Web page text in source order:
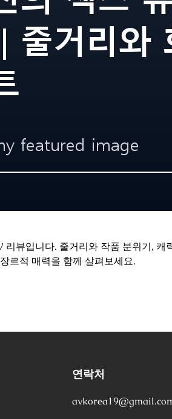
리뷰입니다. 줄거리와 작품 분위기,
르적 매력을 함께 살펴보세요.
연락처